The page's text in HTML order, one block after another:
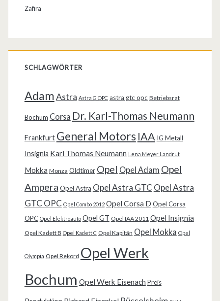
Zafira
SCHLAGWÖRTER
AdamAstra Astra G OPC astra gtc opc Betriebsrat
Bochum Corsa Dr. Karl-Thomas Neumann
Frankfurt General Motors IAA IG Metall
Insignia Karl Thomas Neumann Lena Meyer Landrut
Mokka Monza Oldtimer Opel Opel Adam Opel
Ampera Opel Astra Opel Astra GTC Opel Astra
GTC OPC Opel Combo 2012 Opel Corsa D Opel Corsa
OPC Opel Elektroauto Opel GT Opel IAA 2011 Opel Insignia
Opel Kadett B Opel Kadett C Opel Kapitän Opel Mokka Opel
Olympia Opel Rekord Opel Werk
Bochum Opel Werk Eisenach Preis